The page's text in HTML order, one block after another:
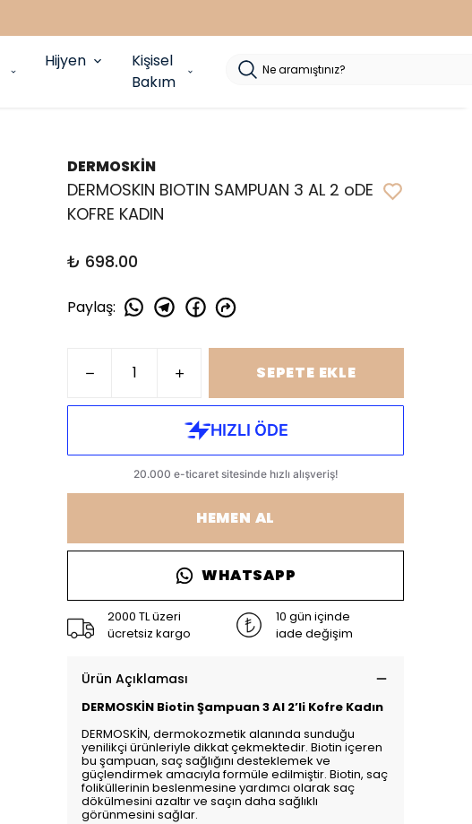
Hijyen
Kişisel
Bakım
DERMOSKİN
DERMOSKIN BIOTIN SAMPUAN 3 AL 2 oDE
KOFRE KADIN
₺ 698.00
Paylaş:
SEPETE EKLE
HEMEN AL
WHATSAPP
2000 TL üzeri
ücretsiz kargo
10 gün içinde
iade değişim
Ürün Açıklaması
DERMOSKİN Biotin Şampuan 3 Al 2’li Kofre Kadın
DERMOSKİN, dermokozmetik alanında sunduğu
yenilikçi ürünleriyle dikkat çekmektedir. Biotin içeren
bu şampuan, saç sağlığını desteklemek ve
güçlendirmek amacıyla formüle edilmiştir. Biotin, saç
foliküllerinin beslenmesine yardımcı olarak saç
dökülmesini azaltır ve saçın daha sağlıklı
görünmesini sağlar.